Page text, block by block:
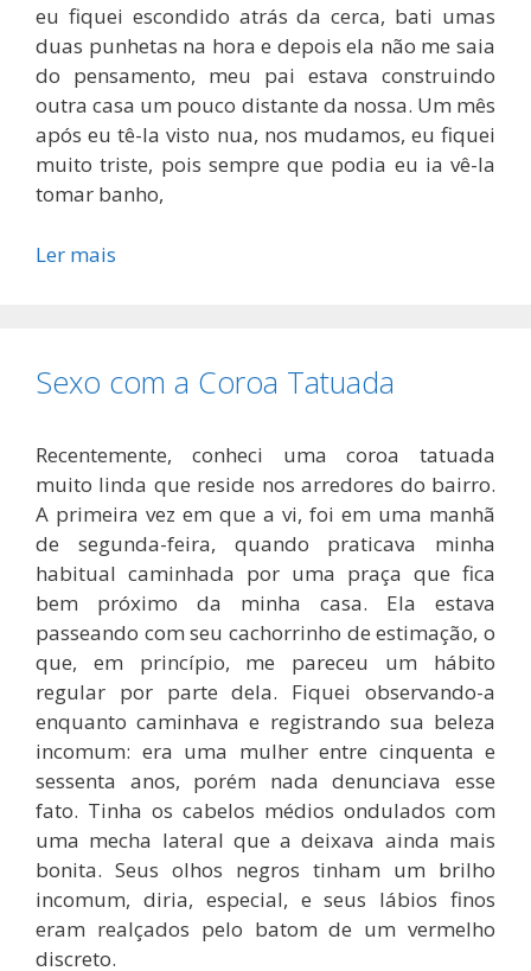
eu fiquei escondido atrás da cerca, bati umas
duas punhetas na hora e depois ela não me saia
do pensamento, meu pai estava construindo
outra casa um pouco distante da nossa. Um mês
após eu tê-la visto nua, nos mudamos, eu fiquei
muito triste, pois sempre que podia eu ia vê-la
tomar banho,
Ler mais
Sexo com a Coroa Tatuada
Recentemente, conheci uma coroa tatuada
muito linda que reside nos arredores do bairro.
A primeira vez em que a vi, foi em uma manhã
de segunda-feira, quando praticava minha
habitual caminhada por uma praça que fica
bem próximo da minha casa. Ela estava
passeando com seu cachorrinho de estimação, o
que, em princípio, me pareceu um hábito
regular por parte dela. Fiquei observando-a
enquanto caminhava e registrando sua beleza
incomum: era uma mulher entre cinquenta e
sessenta anos, porém nada denunciava esse
fato. Tinha os cabelos médios ondulados com
uma mecha lateral que a deixava ainda mais
bonita. Seus olhos negros tinham um brilho
incomum, diria, especial, e seus lábios finos
eram realçados pelo batom de um vermelho
discreto.